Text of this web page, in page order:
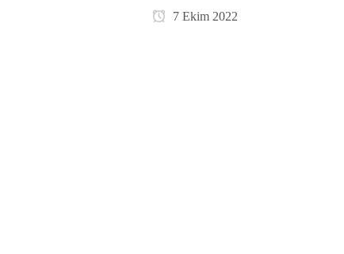
7 Ekim 2022